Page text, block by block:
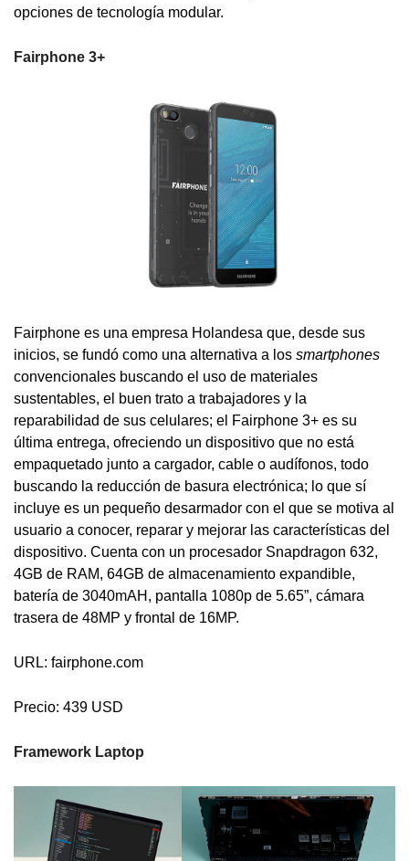
opciones de tecnología modular.
Fairphone 3+
Fairphone es una empresa Holandesa que, desde sus
inicios, se fundó como una alternativa a los smartphones
convencionales buscando el uso de materiales
sustentables, el buen trato a trabajadores y la
reparabilidad de sus celulares; el Fairphone 3+ es su
última entrega, ofreciendo un dispositivo que no está
empaquetado junto a cargador, cable o audífonos, todo
buscando la reducción de basura electrónica; lo que sí
incluye es un pequeño desarmador con el que se motiva al
usuario a conocer, reparar y mejorar las características del
dispositivo. Cuenta con un procesador Snapdragon 632,
4GB de RAM, 64GB de almacenamiento expandible,
batería de 3040mAH, pantalla 1080p de 5.65”, cámara
trasera de 48MP y frontal de 16MP.
URL: fairphone.com
Precio: 439 USD
Framework Laptop